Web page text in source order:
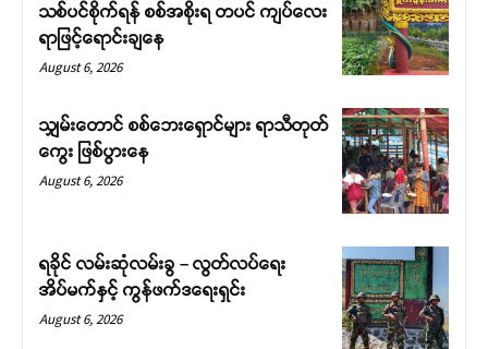
သစ်ပင်စိုက်ရန် စစ်အစိုးရ တပင် ကျပ်လေး
ရာဖြင့်ရောင်းချနေ
August 6, 2026
သျှမ်းတောင် စစ်ဘေးရှောင်များ ရာသီတုတ်
ကွေး ဖြစ်ပွားနေ
August 6, 2026
ရခိုင် လမ်းဆုံလမ်းခွ – လွတ်လပ်ရေး
အိပ်မက်နှင့် ကွန်ဖက်ဒရေးရှင်း
August 6, 2026